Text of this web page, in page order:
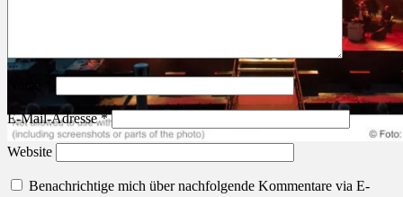
Name
E-Mail-Adresse*
Website
Benachrichtige mich über nachfolgende Kommentare via E-